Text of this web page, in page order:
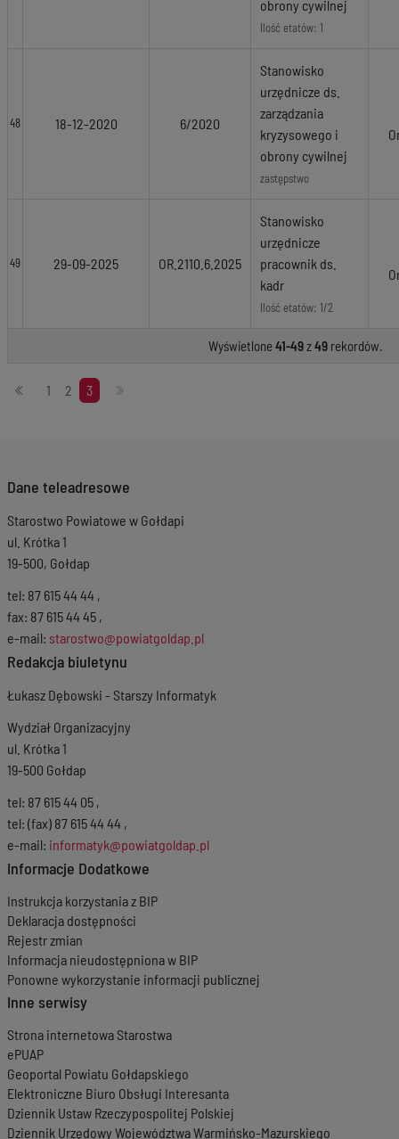
obrony cywilnej
Ilość etatów: 1
48 18-12-2020 6/2020
Stanowisko
urzędnicze ds.
zarządzania
kryzysowego i
obrony cywilnej
zastępstwo
49 29-09-2025 OR.2110.6.2025
Stanowisko
urzędnicze
pracownik ds.
kadr
Ilość etatów: 1/2
Wyświetlone41-49z49 rekordów.
Stronicowanie
1 2 3
Dane teleadresowe
Starostwo Powiatowe w Gołdapi
ul. Krótka 1
19-500, Gołdap
tel: 87 615 44 44 ,
fax: 87 615 44 45 ,
e-mail: starostwo@powiatgoldap.pl
Redakcja biuletynu
Łukasz Dębowski - Starszy Informatyk
Wydział Organizacyjny
ul. Krótka 1
19-500 Gołdap
tel: 87 615 44 05 ,
tel: (fax) 87 615 44 44 ,
e-mail: informatyk@powiatgoldap.pl
Informacje Dodatkowe
Instrukcja korzystania z BIP
Deklaracja dostępności
Rejestr zmian
Informacja nieudostępniona w BIP
Ponowne wykorzystanie informacji publicznej
Inne serwisy
Strona internetowa Starostwa
ePUAP
Geoportal Powiatu Gołdapskiego
Elektroniczne Biuro Obsługi Interesanta
Dziennik Ustaw Rzeczypospolitej Polskiej
Dziennik Urzędowy Województwa Warmińsko-Mazurskiego